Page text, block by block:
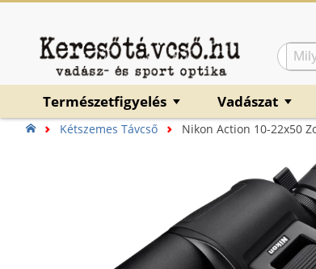
Természetfigyelés ▼ Vadászat ▼
Kétszemes Távcső Nikon Action 10-22x50